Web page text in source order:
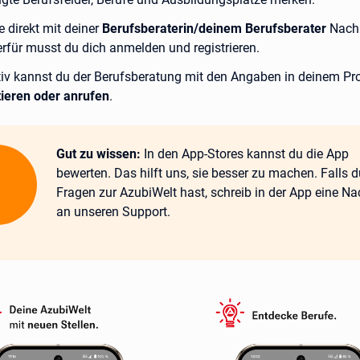
direkt mit deiner Berufsberaterin/deinem Berufsberater
musst du dich anmelden und registrieren.
kannst du der Berufsberatung mit den Angaben in deinem
oder anrufen.
Wichtig:
Gut zu wissen: In den App-Stores kannst du die App
bewerten. Das hilft uns, sie besser zu machen. Falls
Fragen zur AzubiWelt hast, schreib in der App eine
an unseren Support.